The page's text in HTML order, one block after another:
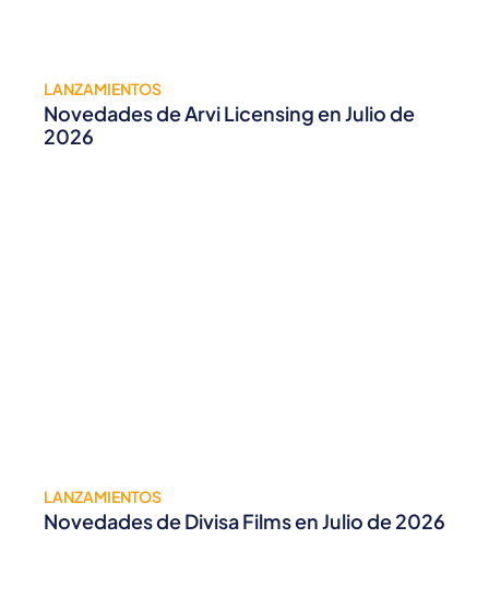
LANZAMIENTOS
Novedades de Arvi Licensing en Julio de
2026
LANZAMIENTOS
Novedades de Divisa Films en Julio de 2026